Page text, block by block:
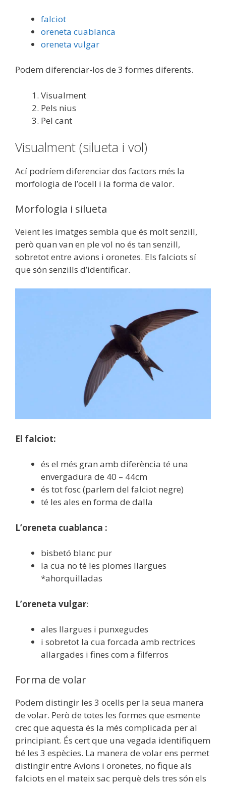
falciot
oreneta cuablanca
oreneta vulgar
Podem diferenciar-los de 3 formes diferents.
Visualment
Pels nius
Pel cant
Visualment (silueta i vol)
Ací podríem diferenciar dos factors més la
morfologia de l’ocell i la forma de valor.
Morfologia i silueta
Veient les imatges sembla que és molt senzill,
però quan van en ple vol no és tan senzill,
sobretot entre avions i oronetes. Els falciots sí
que són senzills d’identificar.
El falciot:
és el més gran amb diferència té una
envergadura de 40 – 44cm
és tot fosc (parlem del falciot negre)
té les ales en forma de dalla
L’oreneta cuablanca :
bisbetó blanc pur
la cua no té les plomes llargues
*ahorquilladas
L’oreneta vulgar:
ales llargues i punxegudes
i sobretot la cua forcada amb rectrices
allargades i fines com a filferros
Forma de volar
Podem distingir les 3 ocells per la seua manera
de volar. Però de totes les formes que esmente
crec que aquesta és la més complicada per al
principiant. És cert que una vegada identifiquem
bé les 3 espècies. La manera de volar ens permet
distingir entre Avions i oronetes, no fique als
falciots en el mateix sac perquè dels tres són els